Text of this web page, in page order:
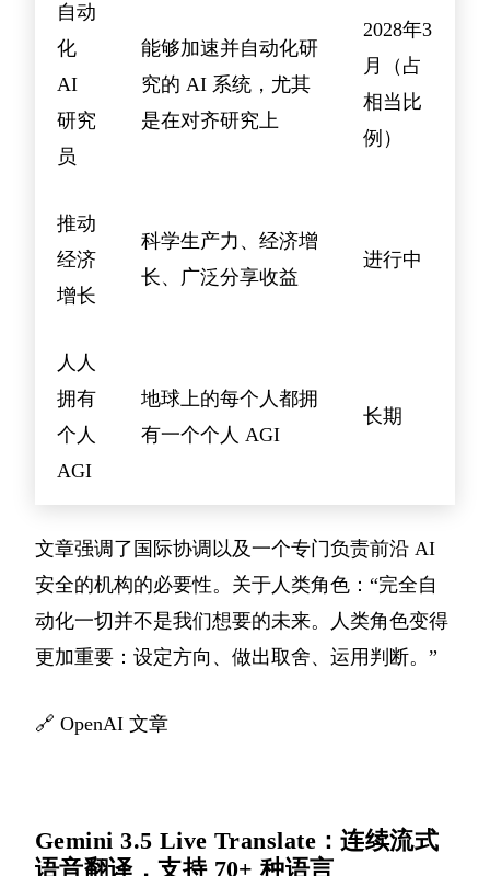
自动
化
AI
研究
员
能够加速并自动化研
究的 AI 系统，尤其
是在对齐研究上
2028年3
月（占
相当比
例）
推动
经济
增长
科学生产力、经济增
长、广泛分享收益
进行中
人人
拥有
个人
AGI
地球上的每个人都拥
有一个个人 AGI
长期
文章强调了国际协调以及一个专门负责前沿 AI
安全的机构的必要性。关于人类角色：“完全自
动化一切并不是我们想要的未来。人类角色变得
更加重要：设定方向、做出取舍、运用判断。”
🔗 OpenAI 文章
Gemini 3.5 Live Translate：连续流式
语音翻译，支持 70+ 种语言